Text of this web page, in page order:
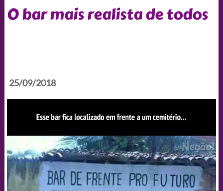
O bar mais realista de todos
25/09/2018